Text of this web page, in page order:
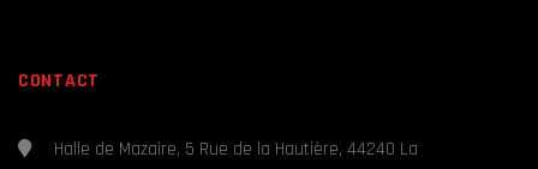
CONTACT
Halle de Mazaire, 5 Rue de la Hautière, 44240 La